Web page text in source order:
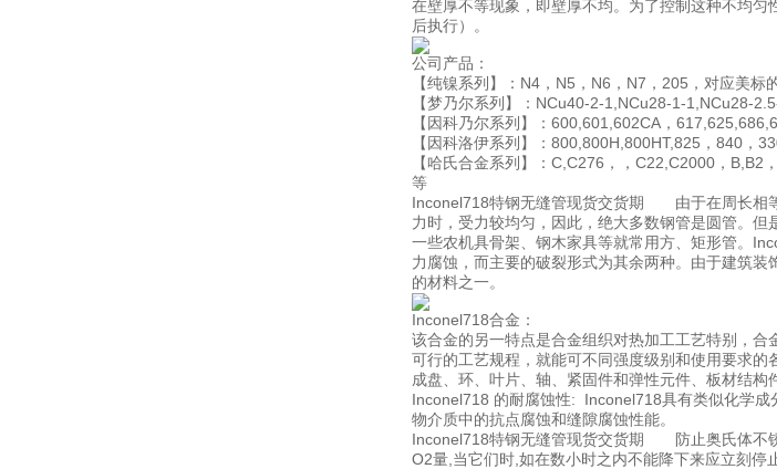
在壁厚不等现象，即壁厚不均。为了控制这种不均
后执行）。
公司产品：
【纯镍系列】：N4，N5，N6，N7，205，对应美
【梦乃尔系列】：NCu40-2-1,NCu28-1-1,NCu28-
【因科乃尔系列】：600,601,602CA，
【因科洛伊系列】：800,800H,800HT,825，840，
【哈氏合金系列】：C,C276，，C22,C2000，
等
Inconel718特钢无缝管现货交货期 由于在周长相
力时，受力较均匀，因此，绝大多数钢管是圆管。
一些农机具骨架、钢木家具等就常用方、矩形管。
力腐蚀，而主要的破裂形式为其余两种。由于建筑
的材料之一。
Inconel718合金：
该合金的另一特点是合金组织对热加工工艺特别，合
可行的工艺规程，就能可不同强度级别和使用要求
成盘、环、叶片、轴、紧固件和弹性元件、板材结构
Inconel718 的耐腐蚀性: Inconel718具有类似化学
物介质中的抗点腐蚀和缝隙腐蚀性能。
Inconel718特钢无缝管现货交货期 防止奥氏体不
O2量,当它们时,如在数小时之内不能降下来应立刻